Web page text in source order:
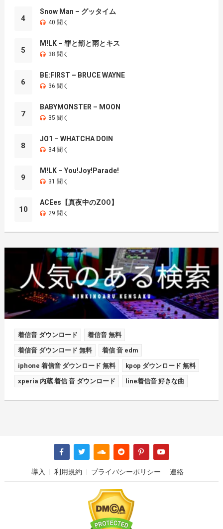
4
Snow Man – グッタイム
40 聞く
5
M!LK – 罪と罰と雨とキス
38 聞く
6
BE:FIRST – BRUCE WAYNE
36 聞く
7
BABYMONSTER – MOON
35 聞く
8
JO1 – WHATCHA DOIN
34 聞く
9
M!LK – You!Joy!Parade!
31 聞く
10
ACEes【真夜中のZOO】
29 聞く
着信音 ダウンロード 着信音 無料
着信音 ダウンロード 無料 着信 音 edm
iphone 着信音 ダウンロード 無料 kpop ダウンロード 無料
xperia 内蔵 着信 音 ダウンロード line着信音 好きな曲
導入 利用規約 プライバシーポリシー 連絡